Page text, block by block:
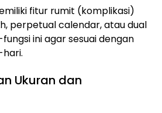
fitur rumit (komplikasi)
perpetual calendar, atau dual
ini agar sesuai dengan
Ukuran dan